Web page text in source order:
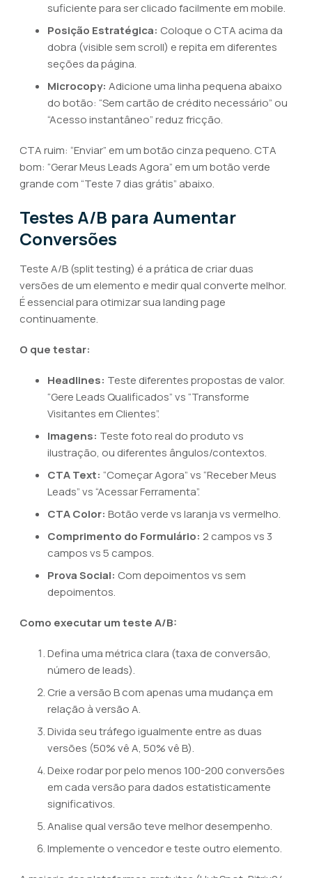
suficiente para ser clicado facilmente em mobile.
Posição Estratégica: Coloque o CTA acima da
dobra (visible sem scroll) e repita em diferentes
seções da página.
Microcopy: Adicione uma linha pequena abaixo
do botão: “Sem cartão de crédito necessário” ou
“Acesso instantâneo” reduz fricção.
CTA ruim: “Enviar” em um botão cinza pequeno. CTA
bom: “Gerar Meus Leads Agora” em um botão verde
grande com “Teste 7 dias grátis” abaixo.
Testes A/B para Aumentar
Conversões
Teste A/B (split testing) é a prática de criar duas
versões de um elemento e medir qual converte melhor.
É essencial para otimizar sua landing page
continuamente.
O que testar:
Headlines: Teste diferentes propostas de valor.
“Gere Leads Qualificados” vs “Transforme
Visitantes em Clientes”.
Imagens: Teste foto real do produto vs
ilustração, ou diferentes ângulos/contextos.
CTA Text: “Começar Agora” vs “Receber Meus
Leads” vs “Acessar Ferramenta”.
CTA Color: Botão verde vs laranja vs vermelho.
Comprimento do Formulário: 2 campos vs 3
campos vs 5 campos.
Prova Social: Com depoimentos vs sem
depoimentos.
Como executar um teste A/B:
Defina uma métrica clara (taxa de conversão,
número de leads).
Crie a versão B com apenas uma mudança em
relação à versão A.
Divida seu tráfego igualmente entre as duas
versões (50% vê A, 50% vê B).
Deixe rodar por pelo menos 100-200 conversões
em cada versão para dados estatisticamente
significativos.
Analise qual versão teve melhor desempenho.
Implemente o vencedor e teste outro elemento.